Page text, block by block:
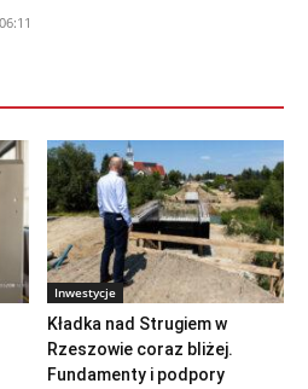
Inwestycje
Kładka nad Strugiem w
Rzeszowie coraz bliżej.
Fundamenty i podpory